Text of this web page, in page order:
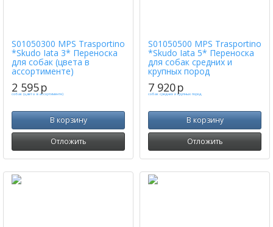
S01050300 MPS Trasportino
*Skudo Iata 3* Переноска
для собак (цвета в
ассортименте)
2 595p
В корзину
Отложить
S01050500 MPS Trasportino
*Skudo Iata 5* Переноска
для собак средних и
крупных пород
7 920p
В корзину
Отложить